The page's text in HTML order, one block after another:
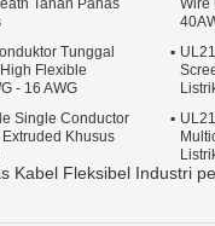
Tahan Panas
Tunggal
Flexible
- 16 AWG
Single Conductor
Khusus
Wire
Kabel Fleksibel Industri